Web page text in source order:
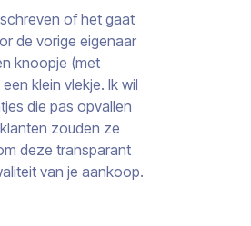
of het gaat
de vorige eigenaar
knoopje (met
klein vlekje. Ik wil
die pas opvallen
zouden ze
deze transparant
van je aankoop.